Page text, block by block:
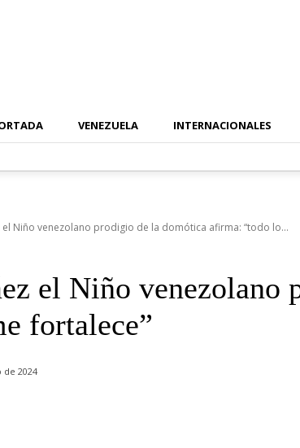
VENEZUELA INTERNACIONALES
el Niño venezolano prodigio de la domótica afirma: “todo lo...
el Niño
fortalece”
de 2024